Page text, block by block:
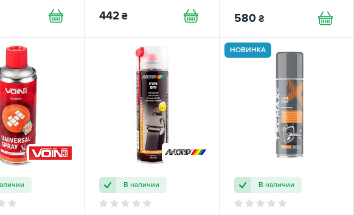
442 ₴
WYNN'S
580 ₴
В наличии
НОВИНКА
В наличии